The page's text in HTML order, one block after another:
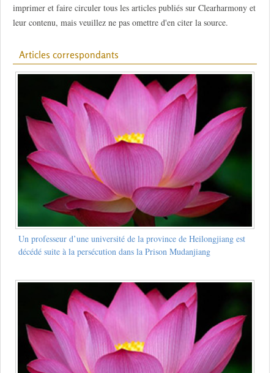
imprimer et faire circuler tous les articles publiés sur Clearharmony et
leur contenu, mais veuillez ne pas omettre d'en citer la source.
Articles correspondants
Un professeur d’une université de la province de Heilongjiang est
décédé suite à la persécution dans la Prison Mudanjiang